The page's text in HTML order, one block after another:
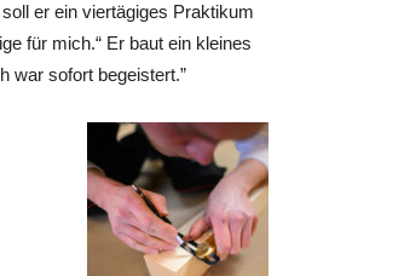
er ein viertägiges Praktikum
für mich.“ Er baut ein kleines
war sofort begeistert.”